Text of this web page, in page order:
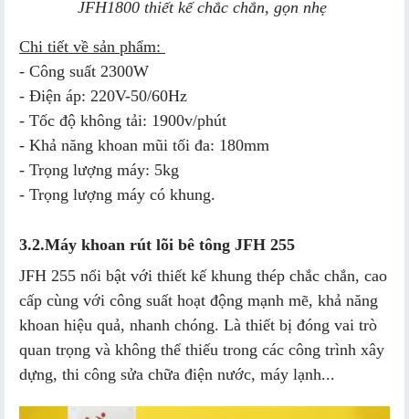
JFH18​00 thiết kế chắc chắn, gọn nhẹ
Chi tiết về sản phẩm:
- Công suất 2300W
- Điện áp: 220V-50/60Hz
- Tốc độ không tải: 1900v/phút
- Khả năng khoan mũi tối đa: 180mm
- Trọng lượng máy: 5kg
- Trọng lượng máy có khung.
3.2.Máy khoan rút lõi bê tông JFH 255
JFH 255 nổi bật với thiết kế khung thép chắc chắn, cao
cấp cùng với công suất hoạt động mạnh mẽ, khả năng
khoan hiệu quả, nhanh chóng. Là thiết bị đóng vai trò
quan trọng và không thể thiếu trong các công trình xây
dựng, thi công sửa chữa điện nước, máy lạnh...